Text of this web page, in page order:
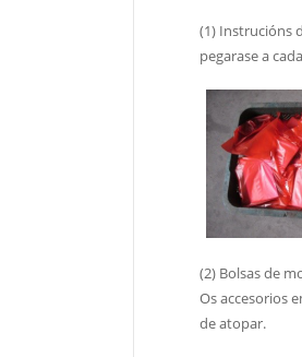
(1) Instrucións
pegarase a
(2) Bolsas de
Os accesorios
de atopar.